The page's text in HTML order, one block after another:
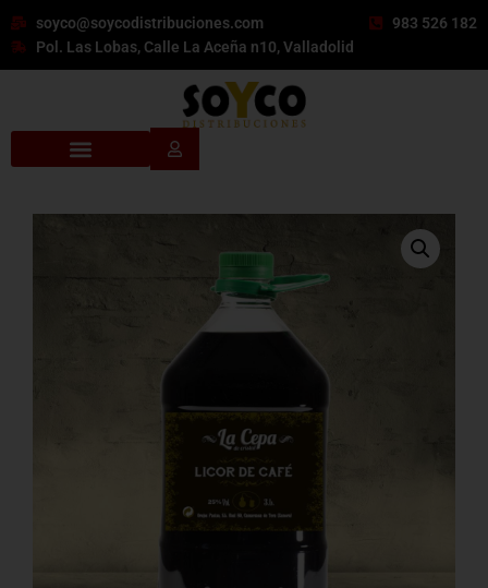
soyco@soycodistribuciones.com
983 526 182
Pol. Las Lobas, Calle La Aceña n10, Valladolid